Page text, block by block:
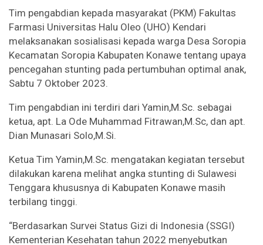
Tim pengabdian kepada masyarakat (PKM) Fakultas
Farmasi Universitas Halu Oleo (UHO) Kendari
melaksanakan sosialisasi kepada warga Desa Soropia
Kecamatan Soropia Kabupaten Konawe tentang upaya
pencegahan stunting pada pertumbuhan optimal anak,
Sabtu 7 Oktober 2023.
Tim pengabdian ini terdiri dari Yamin,M.Sc. sebagai
ketua, apt. La Ode Muhammad Fitrawan,M.Sc, dan apt.
Dian Munasari Solo,M.Si.
Ketua Tim Yamin,M.Sc. mengatakan kegiatan tersebut
dilakukan karena melihat angka stunting di Sulawesi
Tenggara khususnya di Kabupaten Konawe masih
terbilang tinggi.
“Berdasarkan Survei Status Gizi di Indonesia (SSGI)
Kementerian Kesehatan tahun 2022 menyebutkan